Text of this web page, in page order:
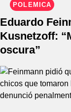
POLÉMICA
Eduardo
Kusnetzoff:
oscura”